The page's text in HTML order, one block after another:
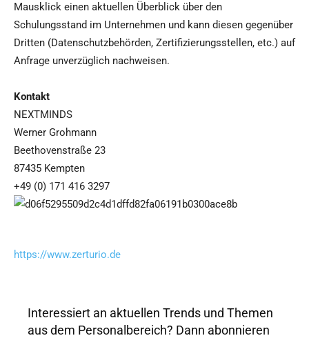
Mausklick einen aktuellen Überblick über den
Schulungsstand im Unternehmen und kann diesen gegenüber
Dritten (Datenschutzbehörden, Zertifizierungsstellen, etc.) auf
Anfrage unverzüglich nachweisen.
Kontakt
NEXTMINDS
Werner Grohmann
Beethovenstraße 23
87435 Kempten
+49 (0) 171 416 3297
https://www.zerturio.de
Interessiert an aktuellen Trends und Themen
aus dem Personalbereich? Dann abonnieren